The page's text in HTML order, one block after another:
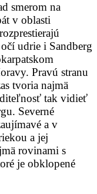
smerom na
v oblasti
udrie i Sandberg
Pravú stranu
tvoria najmä
tak vidieť
Severné
a v
a jej
rovinami s
je obklopené